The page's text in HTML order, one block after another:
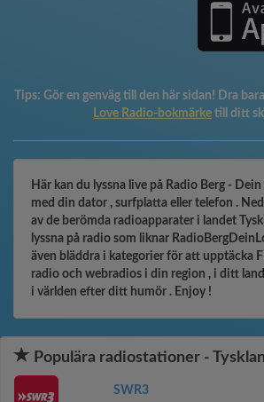
Tips: Gör en genväg till den här sidan! Dra
Love Radio-bokmärke till ditt
Här kan du lyssna live på Radio Berg -
med din dator , surfplatta eller telefon .
av de berömda radioapparater i landet
lyssna på radio som liknar
även bläddra i kategorier för att upptäcka
radio och webradios i din region , i ditt
i världen efter ditt humör . Enjoy !
Populära radiostationer -
SWR3